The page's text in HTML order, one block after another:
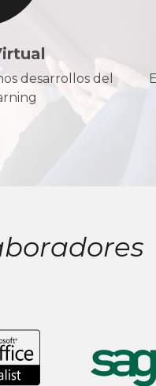
desarrollos del